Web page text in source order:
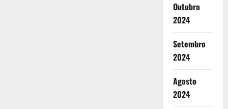
Outubro
2024
Setembro
2024
Agosto
2024